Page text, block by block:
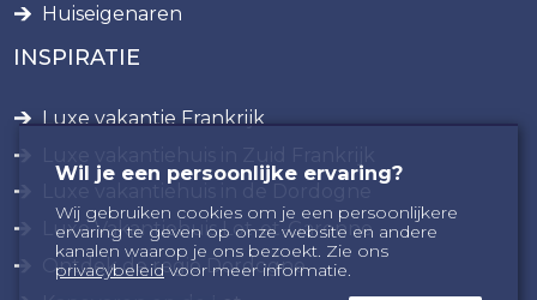
Huiseigenaren
INSPIRATIE
Luxe vakantie Frankrijk
Luxe Vakantiehuis Lot-et-Garonne
Ontdek de regio Dordogne
Wil je een persoonlijke ervaring?
Wij gebruiken cookies om je een persoonlijkere
ervaring te geven op onze website en andere
kanalen waarop je ons bezoekt. Zie ons
privacybeleid voor meer informatie.